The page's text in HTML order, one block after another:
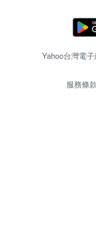
Yahoo台灣電
服務條款